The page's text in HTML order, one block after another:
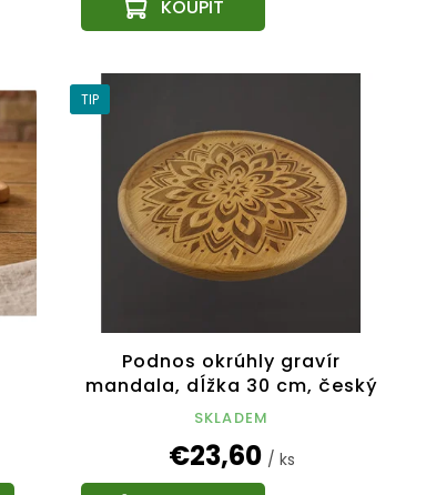
TIP
Podnos okrúhly gravír
mandala, dĺžka 30 cm, český
výrobok
SKLADEM
€23,60 / ks